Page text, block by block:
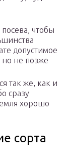
чтобы
допустимое
не позже
так же, как и
сразу
хорошо
сорта